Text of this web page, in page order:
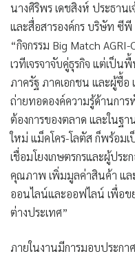
นางศิริพร เดชสิงห์ ประธาน
และสื่อสารองค์กร บริษัท ซีพี
“กิจกรรม Big Match
เวทีเจรจาจับคู่ธุรกิจ แต่เป็น
ภาครัฐ ภาคเอกชน และผู้ซื้อ
ถ่ายทอดองค์ความรู้ด้านกา
ต้องการของตลาด และในฐ
ใหม่ แม็คโคร-โลตัส ก็พร้อม
เชื่อมโยงเกษตรกรและผู้ปร
คุณภาพ เพิ่มมูลค่าสินค้า แล
ออนไลน์และออฟไลน์ เพื่อข
ต่างประเทศ”
ภายในงานมีการมอบประก